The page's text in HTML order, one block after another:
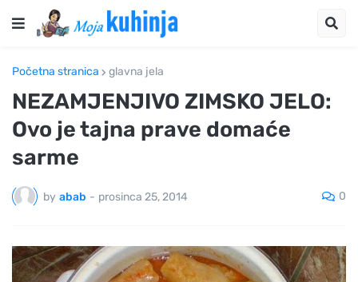
Početna stranica glavna jela
NEZAMJENJIVO ZIMSKO JELO:
Ovo je tajna prave domaće
sarme
by abab - prosinca 25, 2014 0